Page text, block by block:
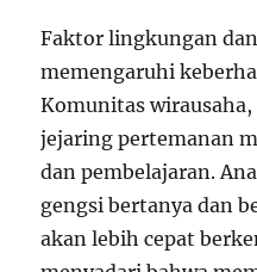
Faktor lingkungan
memengaruhi
Komunitas
jejaring pertemanan
dan pembelajaran.
gengsi bertanya dan
akan lebih cepat